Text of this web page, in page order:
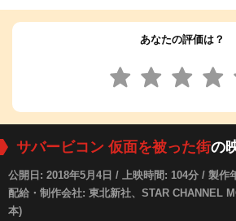
あなたの評価は？
サバービコン 仮面を被った街の
公開日: 2018年5月4日 / 上映時間: 104分 / 製作
配給・制作会社: 東北新社、STAR CHANNEL
本)